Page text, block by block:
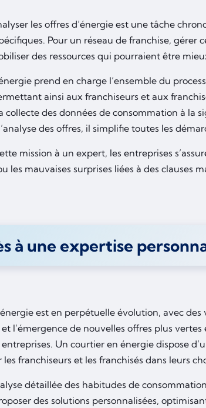
les offres d’énergie est une tâche
Pour un réseau de franchise, gérer
des ressources qui pourraient être
prend en charge l’ensemble du
ainsi aux franchiseurs et aux
collecte des données de consommation à la
des offres, il simplifie toutes les
mission à un expert, les entreprises
les mauvaises surprises liées à des clauses
à une expertise
est en perpétuelle évolution, avec
l’émergence de nouvelles offres plus
Un courtier en énergie dispose
les franchiseurs et les franchisés dans leurs
détaillée des habitudes de
des solutions personnalisées,